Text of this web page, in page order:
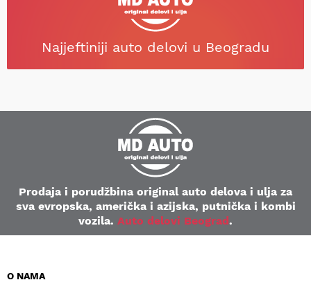
Najjeftiniji auto delovi u Beogradu
Prodaja i porudžbina original auto delova i ulja za
sva evropska, američka i azijska, putnička i kombi
vozila. Auto delovi Beograd.
O NAMA